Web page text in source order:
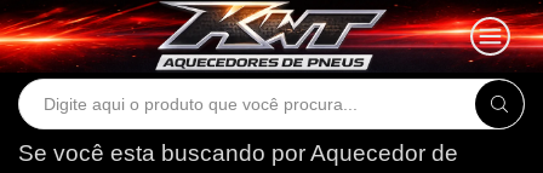
Search
Se você esta buscando por Aquecedor de